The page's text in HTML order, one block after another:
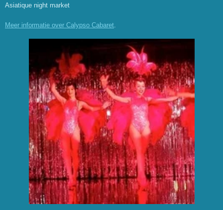
Asiatique night market
Meer informatie over Calypso Cabaret